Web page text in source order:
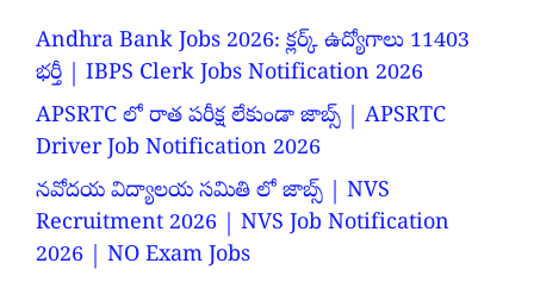
Andhra Bank Jobs 2026: క్లర్క్ ఉద్యోగాలు 11403
భర్తీ | IBPS Clerk Jobs Notification 2026
APSRTC లో రాత పరీక్ష లేకుండా జాబ్స్ | APSRTC
Driver Job Notification 2026
నవోదయ విద్యాలయ సమితి లో జాబ్స్ | NVS
Recruitment 2026 | NVS Job Notification
2026 | NO Exam Jobs